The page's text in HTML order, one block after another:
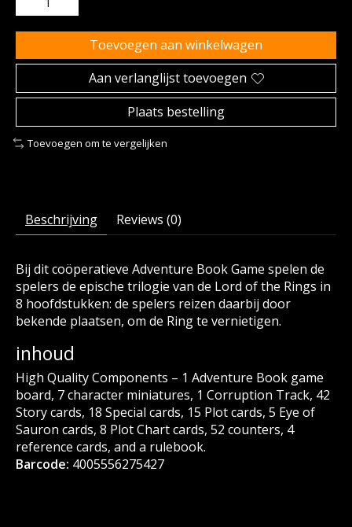
Toevoegen aan winkelwagen
Aan verlanglijst toevoegen
Plaats bestelling
Toevoegen om te vergelijken
Beschrijving Reviews (0)
Bij dit coöperatieve Adventure Book Game spelen de
spelers de epische trilogie van de Lord of the Rings in
8 hoofdstukken: de spelers reizen daarbij door
bekende plaatsen, om de Ring te vernietigen.
inhoud
High Quality Components – 1 Adventure Book game
board, 7 character miniatures, 1 Corruption Track, 42
Story cards, 18 Special cards, 15 Plot cards, 5 Eye of
Sauron cards, 8 Plot Chart cards, 52 counters, 4
reference cards, and a rulebook.
Barcode: 4005556275427